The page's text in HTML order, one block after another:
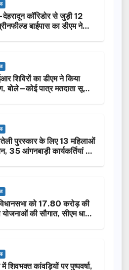
देहरादून कॉरिडोर से जुड़ी 12
बाईपास का डीएम ने
शिविरों का डीएम ने किया
बोले—कोई पात्र मतदाता सूची
पुरस्कार के लिए 13 महिलाओं
35 आंगनबाड़ी कार्यकर्तियां भी
को 17.80 करोड़ की
योजनाओं की सौगात, सीएम धामी
में शिवभक्त कांवड़ियों पर पुष्पवर्षा,